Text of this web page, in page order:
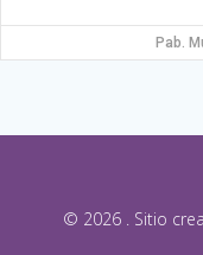
Pab.
© 2026 . Sitio